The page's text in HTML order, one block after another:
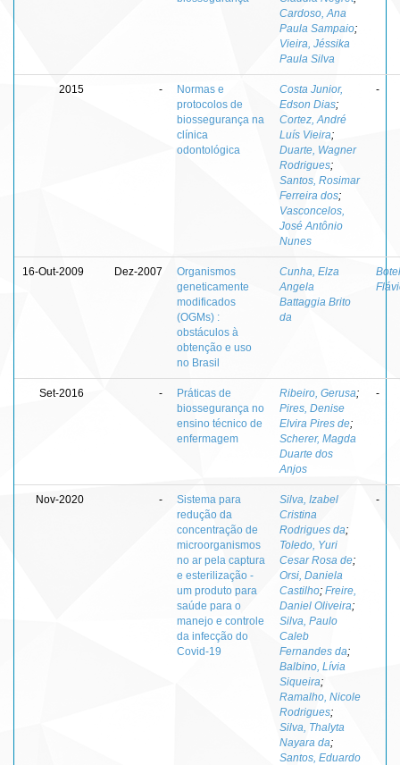
Cardoso, Ana
Paula Sampaio;
Vieira, Jéssika
Paula Silva
2015 -
Normas e
protocolos de
biossegurança na
clínica
odontológica
Costa Junior,
Edson Dias;
Cortez, André
Luís Vieira;
Duarte, Wagner
Rodrigues;
Santos, Rosimar
Ferreira dos;
Vasconcelos,
José Antônio
Nunes
-
16-Out-2009 Dez-2007
Organismos
geneticamente
modificados
(OGMs) :
obstáculos à
obtenção e uso
no Brasil
Cunha, Elza
Angela
Battaggia Brito
da
Set-2016 -
Práticas de
biossegurança no
ensino técnico de
enfermagem
Ribeiro, Gerusa;
Pires, Denise
Elvira Pires de;
Scherer, Magda
Duarte dos
Anjos
-
Nov-2020 -
Sistema para
redução da
concentração de
microorganismos
no ar pela captura
e esterilização -
um produto para
saúde para o
manejo e controle
da infecção do
Covid-19
Silva, Izabel
Cristina
Rodrigues da;
Toledo, Yuri
Cesar Rosa de;
Orsi, Daniela
Castilho; Freire,
Daniel Oliveira;
Silva, Paulo
Caleb
Fernandes da;
Balbino, Lívia
Siqueira;
Ramalho, Nicole
Rodrigues;
Silva, Thalyta
Nayara da;
Santos, Eduardo
-